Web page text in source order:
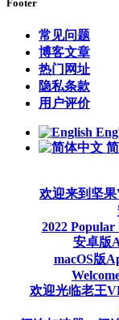
Footer
常见问题
博客文章
热门网址
隐私条款
用户评价
欢迎来到坚
2022
安卓版
macOS版
欢迎光临老王